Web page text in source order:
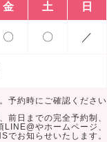
金 土 日
〇 〇 ／
予約時にご確認ください
前日までの完全予約制、
LINE@やホームページ、
でお知らせいたします。